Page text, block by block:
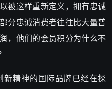
被这样重新定义，拥有忠诚
分忠诚消费者往往比大量普
，他们的会员积分为什么不
精神的国际品牌已经在探